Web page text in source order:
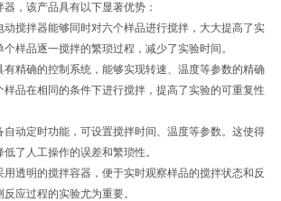
，该产品具有以下显著优势：
搅拌器能够同时对六个样品进行搅拌，大大提高了实
样品逐一搅拌的繁琐过程，减少了实验时间。
精确的控制系统，能够实现转速、温度等参数的精确
品在相同的条件下进行搅拌，提高了实验的可重复性
动定时功能，可设置搅拌时间、温度等参数。这使得
了人工操作的误差和繁琐性。
明的搅拌容器，便于实时观察样品的搅拌状态和反
应过程的实验尤为重要。